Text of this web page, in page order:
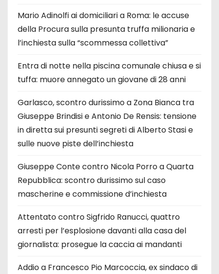
Mario Adinolfi ai domiciliari a Roma: le accuse
della Procura sulla presunta truffa milionaria e
l’inchiesta sulla “scommessa collettiva”
Entra di notte nella piscina comunale chiusa e si
tuffa: muore annegato un giovane di 28 anni
Garlasco, scontro durissimo a Zona Bianca tra
Giuseppe Brindisi e Antonio De Rensis: tensione
in diretta sui presunti segreti di Alberto Stasi e
sulle nuove piste dell’inchiesta
Giuseppe Conte contro Nicola Porro a Quarta
Repubblica: scontro durissimo sul caso
mascherine e commissione d’inchiesta
Attentato contro Sigfrido Ranucci, quattro
arresti per l’esplosione davanti alla casa del
giornalista: prosegue la caccia ai mandanti
Addio a Francesco Pio Marcoccia, ex sindaco di